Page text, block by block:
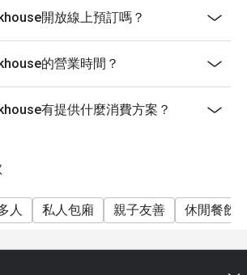
開放線上預訂嗎？
的營業時間？
有提供什麼消費方案？
人 私人包廂 親子友善 休閒餐飲